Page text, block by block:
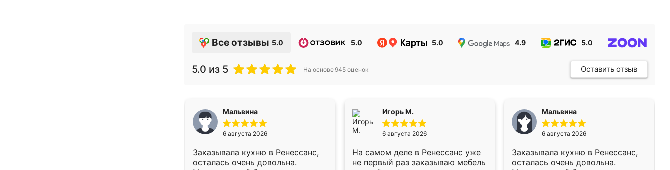
Все отзывы 5.0 5.0 5.0 4.9 5.0
5.0 из 5 На основе 945 оценок Оставить отзыв
Мальвина
6 августа 2026
Заказывала кухню в Ренессанс,
осталась очень довольна.
Игорь М.
6 августа 2026
На самом деле в Ренессанс уже
не первый раз заказываю мебель
Мальвина
6 августа 2026
Заказывала кухню в Ренессанс,
осталась очень довольна.